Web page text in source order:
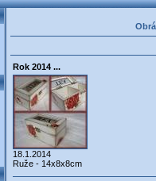
Rok 2014 ...
18.1.2014
Ruže - 14x8x8cm